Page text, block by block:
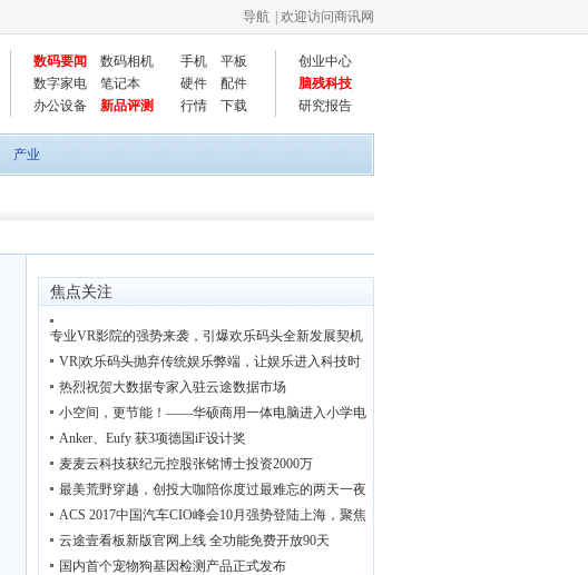
导航 | 欢迎访问商讯网
数码要闻 数码相机 手机
平板
数字家电
笔记本 硬件
配件
办公设备
新品评测 行情 下载
创业中心
脑残科技
研究报告
产业
焦点关注
专业VR影院的强势来袭，引爆欢乐码头全新发展契机
VR|欢乐码头抛弃传统娱乐弊端，让娱乐进入科技时
热烈祝贺大数据专家入驻云途数据市场
小空间，更节能！——华硕商用一体电脑进入小学电
Anker、Eufy 获3项德国iF设计奖
麦麦云科技获纪元控股张铭博士投资2000万
最美荒野穿越，创投大咖陪你度过最难忘的两天一夜
ACS 2017中国汽车CIO峰会10月强势登陆上海，聚焦
云途壹看板新版官网上线 全功能免费开放90天
国内首个宠物狗基因检测产品正式发布